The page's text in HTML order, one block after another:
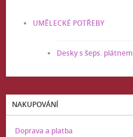
UMĚLECKÉ POTŘEBY
Desky s šeps. plátnem
NAKUPOVÁNÍ
Doprava a platba